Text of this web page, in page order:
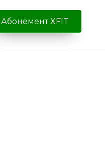
Абонемент XFIT